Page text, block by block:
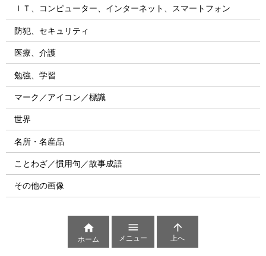
ＩＴ、コンピューター、インターネット、スマートフォン
防犯、セキュリティ
医療、介護
勉強、学習
マーク／アイコン／標識
世界
名所・名産品
ことわざ／慣用句／故事成語
その他の画像

ホーム

メニュー

上へ